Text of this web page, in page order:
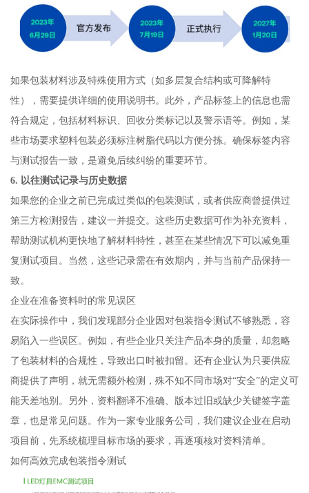
如果包装材料涉及特殊使用方式（如多层复合结构或可降解特
性），需要提供详细的使用说明书。此外，产品标签上的信息也需
符合规定，包括材料标识、回收分类标记以及警示语等。例如，某
些市场要求塑料包装必须标注树脂代码以方便分拣。确保标签内容
与测试报告一致，是避免后续纠纷的重要环节。
6. 以往测试记录与历史数据
如果您的企业之前已完成过类似的包装测试，或者供应商曾提供过
第三方检测报告，建议一并提交。这些历史数据可作为补充资料，
帮助测试机构更快地了解材料特性，甚至在某些情况下可以减免重
复测试项目。当然，这些记录需在有效期内，并与当前产品保持一
致。
企业在准备资料时的常见误区
在实际操作中，我们发现部分企业因对包装指令测试不够熟悉，容
易陷入一些误区。例如，有些企业只关注产品本身的质量，却忽略
了包装材料的合规性，导致出口时被扣留。还有企业认为只要供应
商提供了声明，就无需额外检测，殊不知不同市场对“安全”的定义可
能天差地别。另外，资料翻译不准确、版本过旧或缺少关键签字盖
章，也是常见问题。作为一家专业服务公司，我们建议企业在启动
项目前，先系统梳理目标市场的要求，再逐项核对资料清单。
如何高效完成包装指令测试